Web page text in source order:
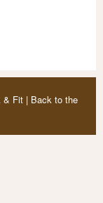
Fit | Back to the